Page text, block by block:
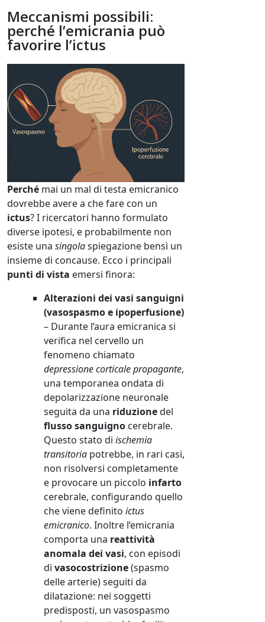
Meccanismi possibili:
perché l’emicrania può
favorire l’ictus
Perché mai un mal di testa emicranico
dovrebbe avere a che fare con un
ictus? I ricercatori hanno formulato
diverse ipotesi, e probabilmente non
esiste una singolaspiegazione bensì un
insieme di concause. Ecco i principali
punti di vista emersi finora:
Alterazioni dei vasi sanguigni
(vasospasmo e ipoperfusione)
– Durante l’aura emicranica si
verifica nel cervello un
fenomeno chiamato
depressione corticale propagante,
una temporanea ondata di
depolarizzazione neuronale
seguita da una riduzionedel
flusso sanguigno cerebrale.
Questo stato di ischemia
transitoria potrebbe, in rari casi,
non risolversi completamente
e provocare un piccolo infarto
cerebrale, configurando quello
che viene definito ictus
emicranico. Inoltre l’emicrania
comporta una reattività
anomala dei vasi, con episodi
di vasocostrizione(spasmo
delle arterie) seguiti da
dilatazione: nei soggetti
predisposti, un vasospasmo